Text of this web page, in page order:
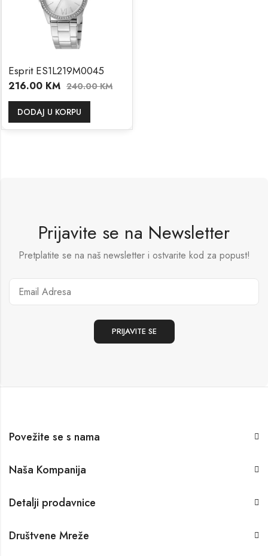
Esprit ES1L219M0045
216.00 KM 240.00KM
DODAJ U KORPU
Prijavite se na Newsletter
Pretplatite se na naš newsletter i ostvarite kod za popust!
Povežite se s nama
Naša Kompanija
Detalji prodavnice
Društvene Mreže